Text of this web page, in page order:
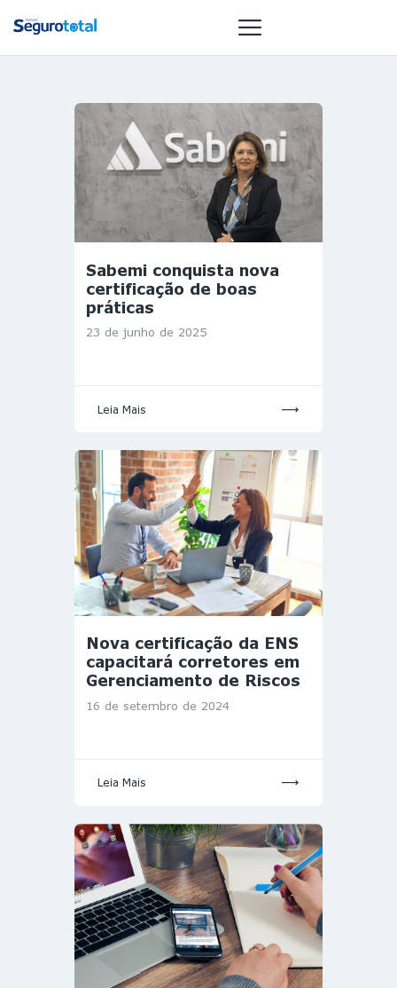
NOTÍCIAS
REVISTA
ESPECIAIS
GAIVOTA DE
OURO
MULHERES
GESTORAS
HOMEST
Sabemi conquista nova
certificação de boas
práticas
23 de junho de 2025
Leia Mais
Nova certificação da ENS
capacitará corretores em
Gerenciamento de Riscos
16 de setembro de 2024
Leia Mais